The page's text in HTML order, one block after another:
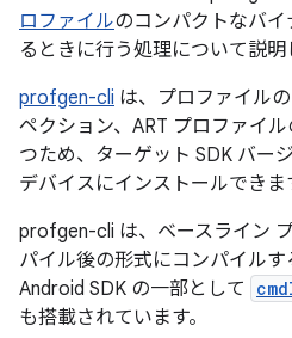
ロファイルのコンパクトなバ
るときに行う処理について説明
profgen-cli は、プロファイル
ペクション、ART プロファイ
つため、ターゲット SDK バー
デバイスにインストールできま
profgen-cli は、ベースライン
パイル後の形式にコンパイルす
Android SDK の一部として
も搭載されています。